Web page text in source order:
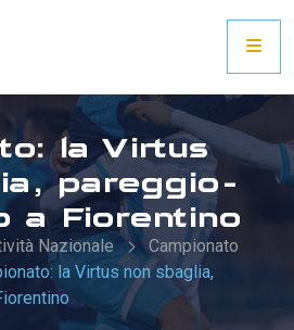
la Virtus
pareggio-
a Fiorentino
Nazionale
Campionato
la Virtus non sbaglia,